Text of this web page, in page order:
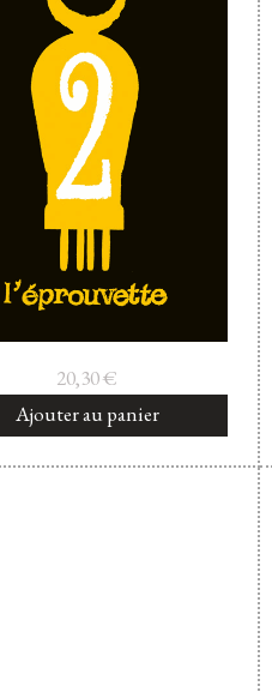
20,30€
Ajouter au panier